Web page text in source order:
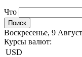
Что
Воскресенье, 9
Курсы валют:
USD